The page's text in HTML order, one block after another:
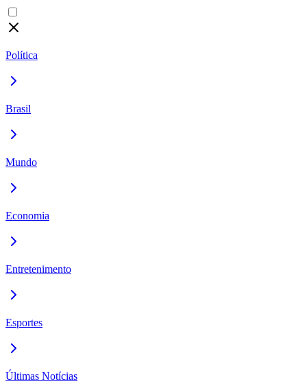
Política
Brasil
Mundo
Economia
Entretenimento
Esportes
Últimas Notícias